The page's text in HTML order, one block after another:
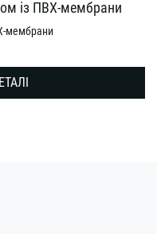
із ПВХ-мембрани
мембрани